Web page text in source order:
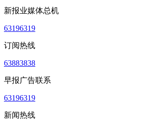
新报业媒体总机
63196319
订阅热线
63883838
早报广告联系
63196319
新闻热线